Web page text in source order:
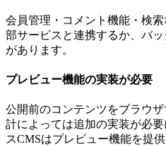
会員管理・コメント機能・検
部サービスと連携するか、バ
があります。
プレビュー機能の実装が必要
公開前のコンテンツをブラウ
計によっては追加の実装が必
スCMSはプレビュー機能を提